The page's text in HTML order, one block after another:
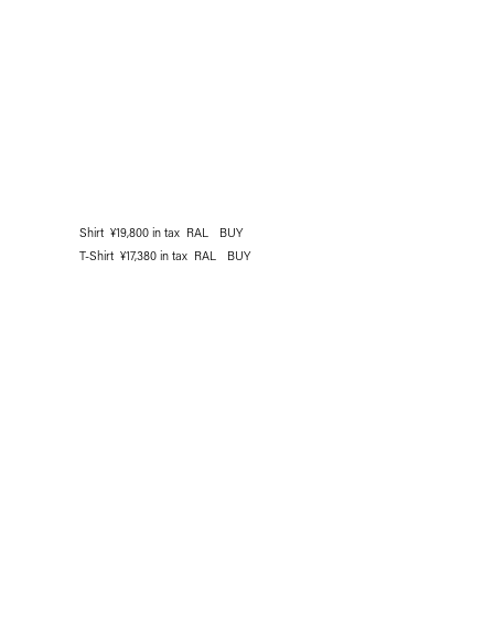
Shirt ¥19,800 in tax RAL
BUY
T-Shirt ¥17,380 in tax RAL
BUY